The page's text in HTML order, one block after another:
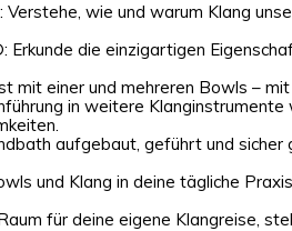
wie und warum Klang
die einzigartigen
mit einer und mehreren Bowls –
in weitere
aufgebaut, geführt und
und Klang in deine tägliche
für deine eigene Klangreise,